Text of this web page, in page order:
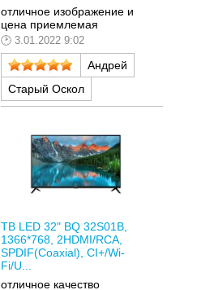
отличное изображение и
цена приемлемая
3.01.2022 9:02
Андрей
Старый Оскол
ТВ LED 32" BQ 32S01B,
1366*768, 2HDMI/RCA,
SPDIF(Coaxial), CI+/Wi-
Fi/U...
отличное качество